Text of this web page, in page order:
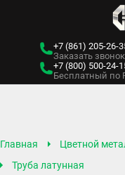
+7 (861) 205-26-
Заказать звонок
+7 (800) 500-24-
Бесплатный по
Главная Цветной
Труба латунная